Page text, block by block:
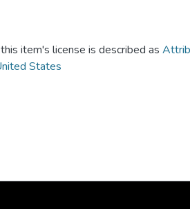
item's license is described as
States